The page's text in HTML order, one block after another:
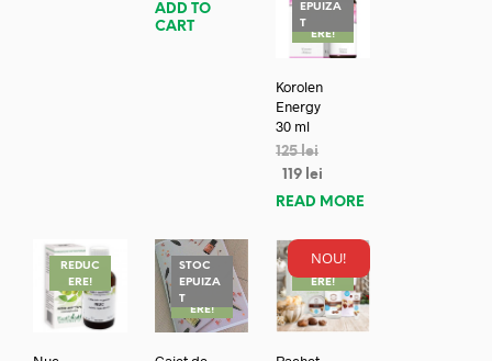
ADD TO
CART
EPUIZA
TREDUC
ERE!
Korolen
Energy
30 ml
125lei
119 lei
READ MORE
REDUC
ERE!
STOC
EPUIZA
TREDUC
ERE!
NOU!
REDUC
ERE!